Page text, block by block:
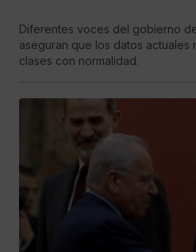
Diferentes voces del gobierno
aseguran que los datos actuales
clases con normalidad.